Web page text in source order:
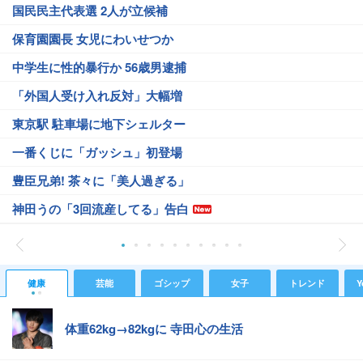
国民民主代表選 2人が立候補
保育園園長 女児にわいせつか
中学生に性的暴行か 56歳男逮捕
「外国人受け入れ反対」大幅増
東京駅 駐車場に地下シェルター
一番くじに「ガッシュ」初登場
豊臣兄弟! 茶々に「美人過ぎる」
神田うの「3回流産してる」告白
健康 芸能 ゴシップ 女子 トレンド
体重62kg→82kgに 寺田心の生活